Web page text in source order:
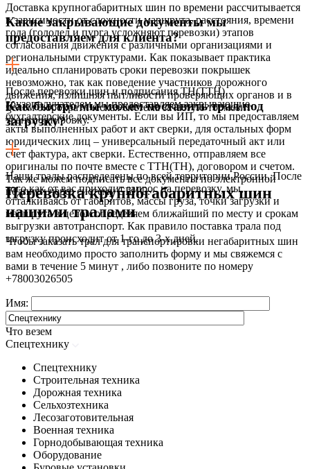
Доставка крупногабаритных шин по времени рассчитывается
в зависимости от сложности маршрута, расстояния, времени
года (гололед и пурга усложняют перевозки) этапов
согласования движения с различными организациями и
региональными структурами. Как показывает практика
идеально спланировать сроки перевозки покрышек
невозможно, так как поведение участников дорожного
движения, излишняя пытливости проверяющих органов и в
целом бюрократическая система зачастую тормозит
транспортировку.
Какие закрывающие документы мы
предоставляем для клиента?
После перевозки шин и подписания ТН(ТТН)
грузополучателем мы предоставляем закрывающие
бухгалтерские документы. Если вы ИП, то мы предоставляем
акты выполненных работ и акт сверки, для остальных форм
юридических лиц – универсальный передаточный акт или
счет фактура, акт сверки. Естественно, отправляем все
оригиналы по почте вместе с ТТН(ТН), договором и счетом.
Так же можем подписать все документы по электронной
подписи через систему СБИС.
Как быстро мы можем поставить трал под
загрузку?
Наши тралы распределены по всей территории России. После
того как от вас приходит запрос на перевозку, мы,
отталкиваясь от габаритов, массы груза, точки загрузки и
маршрута в целом определяем ближайший по месту и срокам
выгрузки автотранспорт. Как правило поставка трала под
загрузку происходит от 1-го до 3-х дней.
Перевозка крупногабаритных шин
нашими тралами
Чтобы заказать трал для транспортировки негабаритных шин
вам необходимо просто заполнить форму и мы свяжемся с
вами в течение 5 минут , либо позвоните по номеру
+78003026505
Имя:
Что везем
Спецтехнику
Спецтехнику
Строительная техника
Дорожная техника
Сельхозтехника
Лесозаготовительная
Военная техника
Горнодобывающая техника
Оборудование